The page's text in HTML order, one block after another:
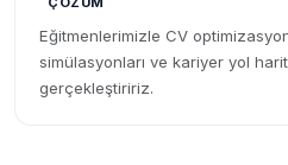
Eğitmenlerimizle CV
simülasyonları ve kariyer yol
gerçekleştiririz.